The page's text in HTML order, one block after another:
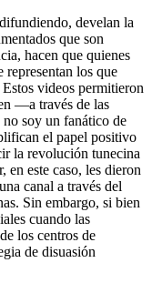
develan la
que son
hacen que quienes
representan los que
videos permitieron
—a través de las
soy un fanático de
el papel positivo
la revolución tunecina
en este caso, les dieron
canal a través del
Sin embargo, si bien
cuando las
los centros de
de disuasión